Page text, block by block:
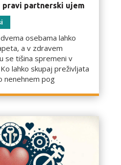
pravi partnerski ujem
osebama lahko
a v zdravem
se tišina spremeni v
lahko skupaj preživljata
nenehnem pog